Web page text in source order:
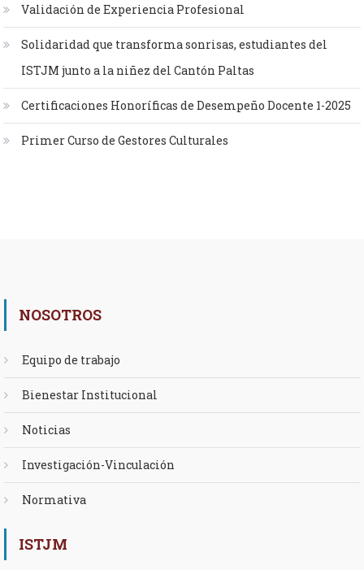
Validación de Experiencia Profesional
Solidaridad que transforma sonrisas, estudiantes del
ISTJM junto a la niñez del Cantón Paltas
Certificaciones Honoríficas de Desempeño Docente 1-2025
Primer Curso de Gestores Culturales
NOSOTROS
Equipo de trabajo
Bienestar Institucional
Noticias
Investigación-Vinculación
Normativa
ISTJM